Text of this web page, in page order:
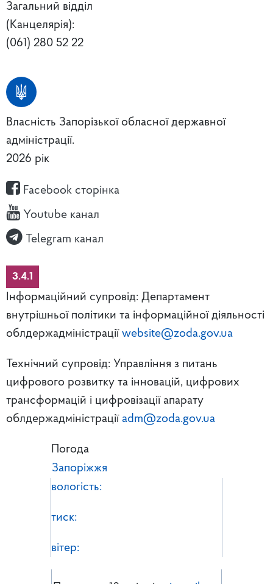
Загальний відділ
(Канцелярія):
(061) 280 52 22
Власність Запорізької обласної державної
адміністрації.
2026 рік
Facebook сторінка
Youtube канал
Telegram канал
3.4.1
Інформаційний супровід: Департамент
внутрішньої політики та інформаційної діяльності
облдержадміністрації website@zoda.gov.ua
Технічний супровід: Управління з питань
цифрового розвитку та інновацій, цифрових
трансформацій і цифровізації апарату
облдержадміністрації adm@zoda.gov.ua
Погода
Запоріжжя
вологість:
тиск:
вітер: